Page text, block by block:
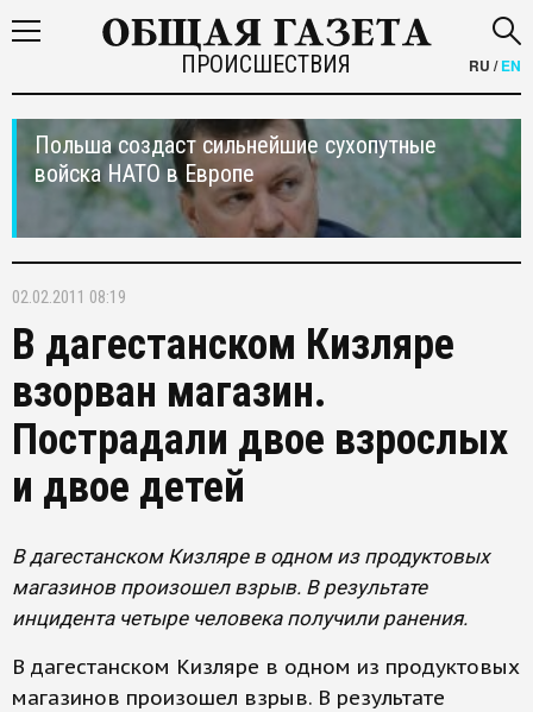
ПРОИСШЕСТВИЯ RU /EN
Польша создаст сильнейшие сухопутные
войска НАТО в Европе
02.02.2011 08:19
В дагестанском Кизляре
взорван магазин.
Пострадали двое взрослых
и двое детей
В дагестанском Кизляре в одном из продуктовых
магазинов произошел взрыв. В результате
инцидента четыре человека получили ранения.
В дагестанском Кизляре в одном из продуктовых
магазинов произошел взрыв. В результате